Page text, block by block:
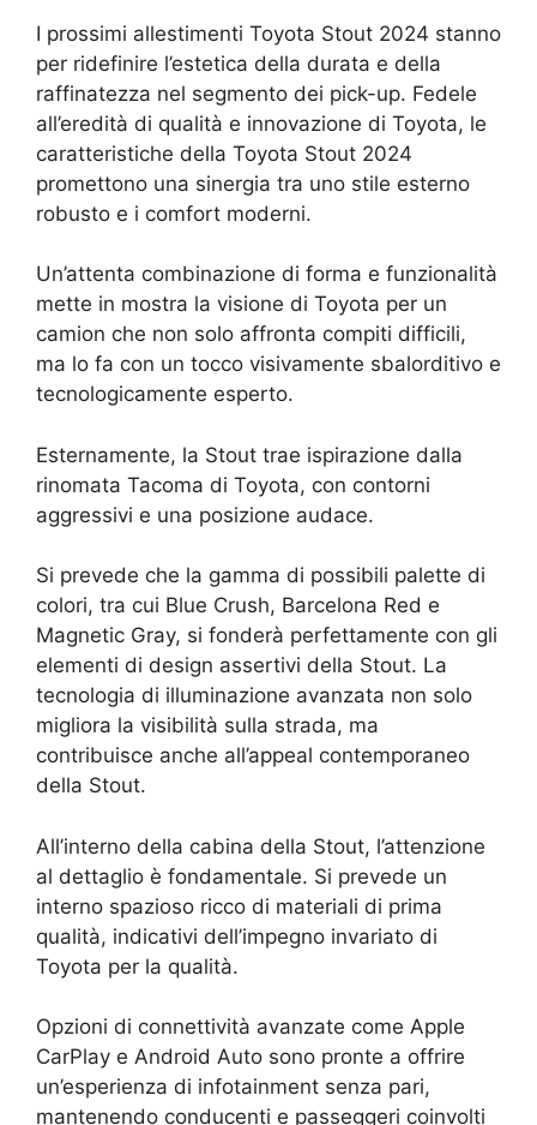
I prossimi allestimenti Toyota Stout 2024 stanno
per ridefinire l’estetica della durata e della
raffinatezza nel segmento dei pick-up. Fedele
all’eredità di qualità e innovazione di Toyota, le
caratteristiche della Toyota Stout 2024
promettono una sinergia tra uno stile esterno
robusto e i comfort moderni.
Un’attenta combinazione di forma e funzionalità
mette in mostra la visione di Toyota per un
camion che non solo affronta compiti difficili,
ma lo fa con un tocco visivamente sbalorditivo e
tecnologicamente esperto.
Esternamente, la Stout trae ispirazione dalla
rinomata Tacoma di Toyota, con contorni
aggressivi e una posizione audace.
Si prevede che la gamma di possibili palette di
colori, tra cui Blue Crush, Barcelona Red e
Magnetic Gray, si fonderà perfettamente con gli
elementi di design assertivi della Stout. La
tecnologia di illuminazione avanzata non solo
migliora la visibilità sulla strada, ma
contribuisce anche all’appeal contemporaneo
della Stout.
All’interno della cabina della Stout, l’attenzione
al dettaglio è fondamentale. Si prevede un
interno spazioso ricco di materiali di prima
qualità, indicativi dell’impegno invariato di
Toyota per la qualità.
Opzioni di connettività avanzate come Apple
CarPlay e Android Auto sono pronte a offrire
un’esperienza di infotainment senza pari,
mantenendo conducenti e passeggeri coinvolti